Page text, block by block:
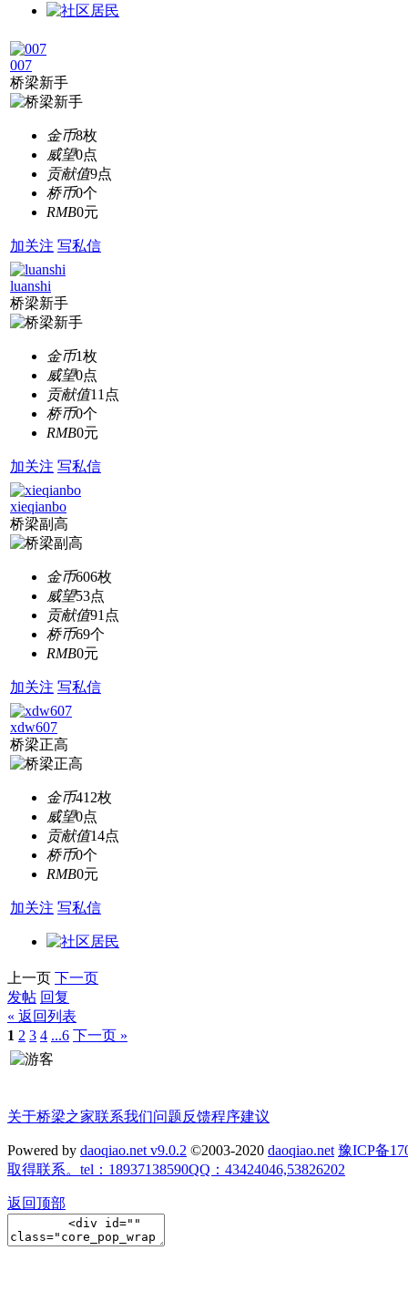
007
桥梁新手
金币8枚
威望0点
贡献值9点
桥币0个
RMB0元
加关注 写私信
luanshi
桥梁新手
金币1枚
威望0点
贡献值11点
桥币0个
RMB0元
加关注 写私信
xieqianbo
桥梁副高
金币606枚
威望53点
贡献值91点
桥币69个
RMB0元
加关注 写私信
xdw607
桥梁正高
金币412枚
威望0点
贡献值14点
桥币0个
RMB0元
加关注 写私信
上一页 下一页
发帖 回复
« 返回列表
1 2 3 4 ...6 下一页 »
关于桥梁之家联系我们问题反馈程序建议
Powered by daoqiao.net v9.0.2 ©2003-2020 daoqiao.net 豫ICP备
取得联系。tel：18937138590QQ：43424046,53826202
返回顶部